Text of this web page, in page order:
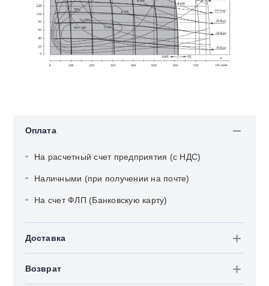
Оплата
На расчетный счет предприятия (с НДС)
Наличными (при получении на почте)
На счет ФЛП (Банковскую карту)
Доставка
Возврат